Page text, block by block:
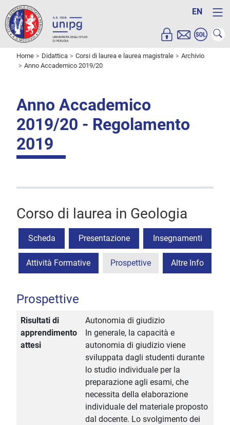
EN
Home Didattica Corsi di laurea e laurea magistrale
Archivio
Anno Accademico 2019/20
Anno Accademico
2019/20 - Regolamento
2019
Corso di laurea in Geologia
Scheda Presentazione Insegnamenti
Attività Formative Prospettive Altre Info
Prospettive
Risultati di
apprendimento
attesi
Autonomia di giudizio
In generale, la capacità e
autonomia di giudizio viene
sviluppata dagli studenti durante
lo studio individuale per la
preparazione agli esami, che
necessita della elaborazione
individuale del materiale proposto
dal docente. Lo svolgimento dei